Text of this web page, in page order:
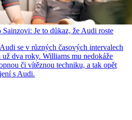
Je to důkaz, že Audi roste
se v různých časových intervalech
už dva roky. Williams mu nedokáže
či vítěznou techniku, a tak opět
s Audi.